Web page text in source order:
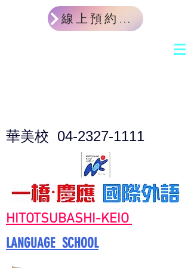
線上預約課程體驗
華美校 04-2327-1111
HITOTSUBASHI-KEIO
LANGUAGE SCHOOL